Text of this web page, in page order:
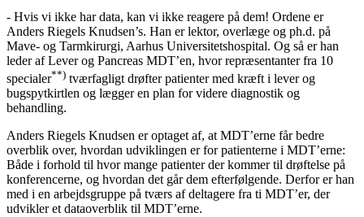
- Hvis vi ikke har data, kan vi ikke reagere på dem! Ordene er
Anders Riegels Knudsen’s. Han er lektor, overlæge og ph.d. på
Mave- og Tarmkirurgi, Aarhus Universitetshospital. Og så er han
leder af Lever og Pancreas MDT’en, hvor repræsentanter fra 10
specialer**) tværfagligt drøfter patienter med kræft i lever og
bugspytkirtlen og lægger en plan for videre diagnostik og
behandling.
Anders Riegels Knudsen er optaget af, at MDT’erne får bedre
overblik over, hvordan udviklingen er for patienterne i MDT’erne:
Både i forhold til hvor mange patienter der kommer til drøftelse på
konferencerne, og hvordan det går dem efterfølgende. Derfor er han
med i en arbejdsgruppe på tværs af deltagere fra ti MDT’er, der
udvikler et dataoverblik til MDT’erne.